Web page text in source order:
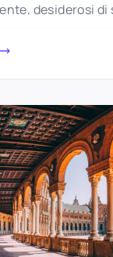
desiderosi